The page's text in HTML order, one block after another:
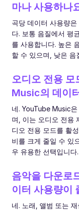
마나 사용하나
곡당 데이터 사용량
다. 보통 음질에서 평
를 사용합니다. 높은
할 수 있으며, 낮은 음
오디오 전용
Music의 데이
네. YouTube Music
며, 이는 오디오 전용
디오 전용 모드를 활
비를 크게 줄일 수 있
우 유용한 선택입니다.
음악을 다운로
이터 사용량이
네. 노래, 앨범 또는